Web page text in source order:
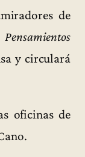
de
Pensamientos
y circulará
oficinas de